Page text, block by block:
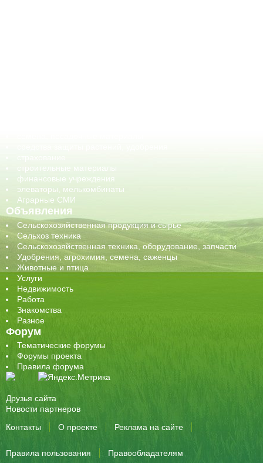
строительные материалы
финансовые учреждения
элеваторы, мелькомбинаты
Аграрные СМИ
Объявления
Сельскохозяйственная продукция и сырье
Сельхоз техника
Сельскохозяйственная техника, оборудование, запчасти
Удобрения, агрохимия, семена, саженцы
Животные и птица
Услуги
Недвижимость
Работа
Знакомства
Разное
Форум
Тематические форумы
Форумы проекта
Правила форума
Друзья сайта
Новости партнеров
Контакты
О проекте Реклама на сайте
Правила пользования Правообладателям